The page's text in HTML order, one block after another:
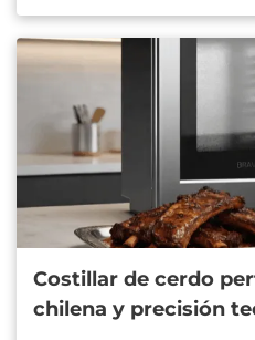
Costillar de cerdo
chilena y precisión